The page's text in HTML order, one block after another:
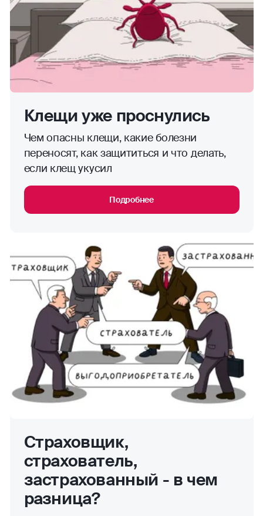
Клещи уже проснулись
Чем опасны клещи, какие болезни
переносят, как защититься и что делать,
если клещ укусил
Подробнее
Страховщик,
страхователь,
застрахованный - в чем
разница?